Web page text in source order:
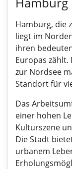
Hamburg, die
liegt im
ihren
Europas zählt.
zur Nordsee
Standort für
Das
einer hohen
Kulturszene
Die Stadt
urbanem